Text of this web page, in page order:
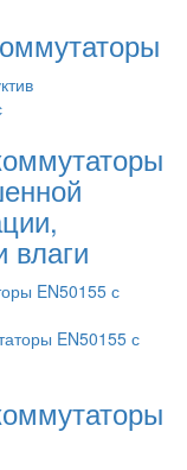
влаги
EN50155 с
EN50155 с